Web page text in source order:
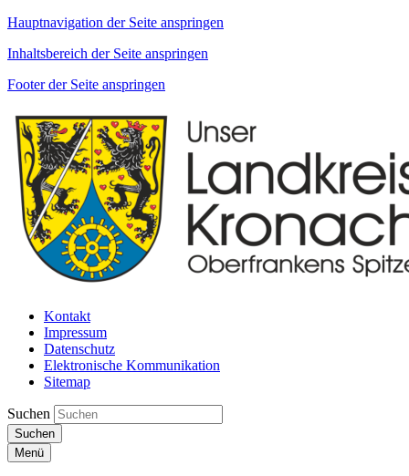
Hauptnavigation der Seite anspringen
Inhaltsbereich der Seite anspringen
Footer der Seite anspringen
Kontakt
Impressum
Datenschutz
Elektronische Kommunikation
Sitemap
Suchen
Suchen
Menü